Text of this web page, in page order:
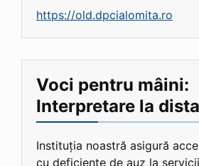
https://old.dpcialomita.ro
Voci pentru mâini:
Interpretare la
Instituția noastră asigură
cu deficiențe de auz la